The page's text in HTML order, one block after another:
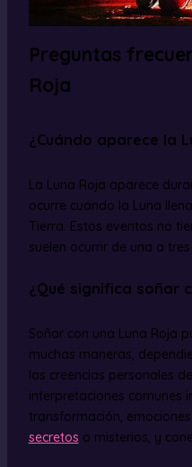
Preguntas
Roja
¿Cuándo aparece la
La Luna Roja aparece
ocurre cuando la Luna
Tierra. Estos eventos no
suelen ocurrir de una a
¿Qué significa soñar
Soñar con una Luna Roja
muchas maneras,
las creencias personales
interpretaciones comunes
transformación, emociones
secretos o misterios, y